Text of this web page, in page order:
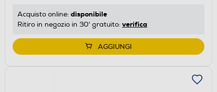
Acquisto online: disponibile
Ritiro in negozio in 30' gratuito: verifica
AGGIUNGI